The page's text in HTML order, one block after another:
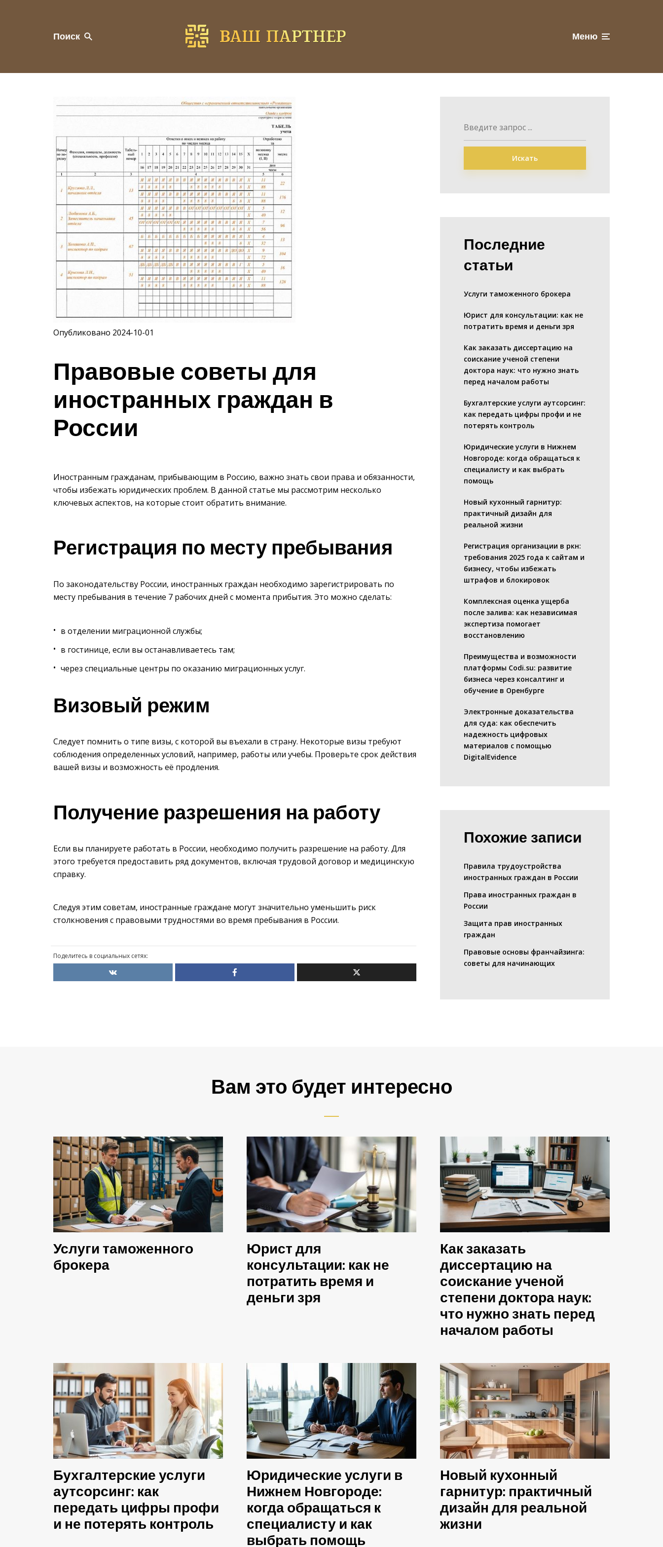
Поиск Меню
Опубликовано 2024-10-01
Правовые советы для
иностранных граждан в
России
Иностранным гражданам, прибывающим в Россию, важно знать свои права и обязанности,
чтобы избежать юридических проблем. В данной статье мы рассмотрим несколько
ключевых аспектов, на которые стоит обратить внимание.
Регистрация по месту пребывания
По законодательству России, иностранных граждан необходимо зарегистрировать по
месту пребывания в течение 7 рабочих дней с момента прибытия. Это можно сделать:
в отделении миграционной службы;
в гостинице, если вы останавливаетесь там;
через специальные центры по оказанию миграционных услуг.
Визовый режим
Следует помнить о типе визы, с которой вы въехали в страну. Некоторые визы требуют
соблюдения определенных условий, например, работы или учебы. Проверьте срок действия
вашей визы и возможность её продления.
Получение разрешения на работу
Если вы планируете работать в России, необходимо получить разрешение на работу. Для
этого требуется предоставить ряд документов, включая трудовой договор и медицинскую
справку.
Следуя этим советам, иностранные граждане могут значительно уменьшить риск
столкновения с правовыми трудностями во время пребывания в России.
Поделитесь в социальных сетях:
Искать
Последние
статьи
Услуги таможенного брокера
Юрист для консультации: как не
потратить время и деньги зря
Как заказать диссертацию на
соискание ученой степени
доктора наук: что нужно знать
перед началом работы
Бухгалтерские услуги аутсорсинг:
как передать цифры профи и не
потерять контроль
Юридические услуги в Нижнем
Новгороде: когда обращаться к
специалисту и как выбрать
помощь
Новый кухонный гарнитур:
практичный дизайн для
реальной жизни
Регистрация организации в ркн:
требования 2025 года к сайтам и
бизнесу, чтобы избежать
штрафов и блокировок
Комплексная оценка ущерба
после залива: как независимая
экспертиза помогает
восстановлению
Преимущества и возможности
платформы Codi.su: развитие
бизнеса через консалтинг и
обучение в Оренбурге
Электронные доказательства
для суда: как обеспечить
надежность цифровых
материалов с помощью
DigitalEvidence
Похожие записи
Правила трудоустройства
иностранных граждан в России
Права иностранных граждан в
России
Защита прав иностранных
граждан
Правовые основы франчайзинга:
советы для начинающих
Вам это будет интересно
Услуги таможенного
брокера
Юрист для
консультации: как не
потратить время и
деньги зря
Как заказать
диссертацию на
соискание ученой
степени доктора наук:
что нужно знать перед
началом работы
Бухгалтерские услуги
аутсорсинг: как
передать цифры профи
и не потерять контроль
Юридические услуги в
Нижнем Новгороде:
когда обращаться к
специалисту и как
выбрать помощь
Новый кухонный
гарнитур: практичный
дизайн для реальной
жизни